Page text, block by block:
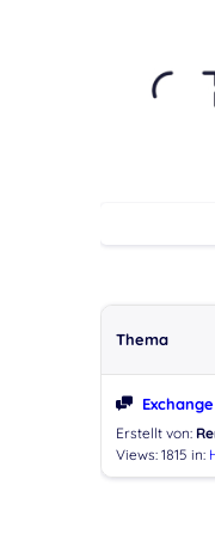
Thema
Erstellt von:
Views: 1815 in: